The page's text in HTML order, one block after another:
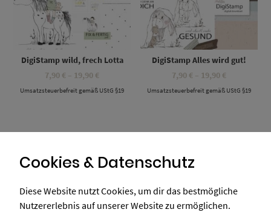
DigiStamp wild, frech Lotta
7,90 € – 19,90 €
bis
Umsatzsteuerbefreit gemäß UStG §19
DigiStamp Alles wird gut!
7,90 € – 19,90 €
bis
Umsatzsteuerbefreit gemäß UStG §19
1 2 3 4 5 … 14
Cookies & Datenschutz
Diese Website nutzt Cookies, um dir das bestmögliche
Nutzererlebnis auf unserer Website zu ermöglichen.